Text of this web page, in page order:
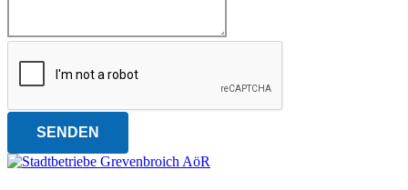
SENDEN